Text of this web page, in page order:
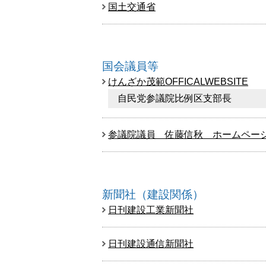
国土交通省
国会議員等
けんざか茂範OFFICALWEBSITE
自民党参議院比例区支部長
参議院議員 佐藤信秋 ホームペー
新聞社（建設関係）
日刊建設工業新聞社
日刊建設通信新聞社